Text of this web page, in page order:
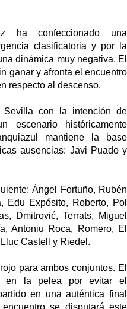
ha confeccionado una
clasificatoria y por la
dinámica muy negativa. El
ganar y afronta el encuentro
respecto al descenso.
Sevilla con la intención de
escenario históricamente
mantiene la base
ausencias: Javi Puado y
Àngel Fortuño, Rubén
Edu Expósito, Roberto, Pol
Dmitrović, Terrats, Miguel
Antoniu Roca, Romero, El
Castell y Riedel.
para ambos conjuntos. El
en la pelea por evitar el
en una auténtica final